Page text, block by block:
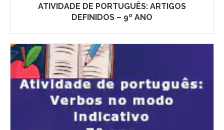
ATIVIDADE DE PORTUGUÊS: ARTIGOS
DEFINIDOS – 9º ANO